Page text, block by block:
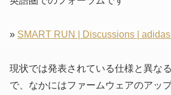
» SMART RUN | Discussions |
現状では発表されている仕様と異な
で、なかにはファームウェアのアッ